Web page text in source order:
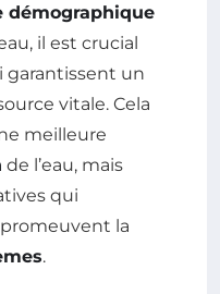
démographique
il est crucial
garantissent un
vitale. Cela
meilleure
de l’eau, mais
qui
la
.